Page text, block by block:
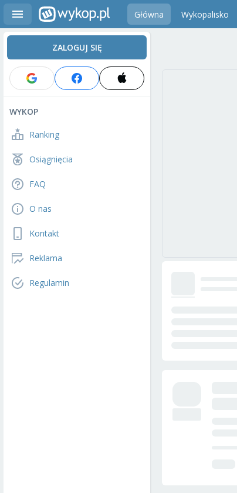
Główna Wykopalisko
ZALOGUJ SIĘ
WYKOP
Ranking
Osiągnięcia
FAQ
O nas
Kontakt
Reklama
Regulamin